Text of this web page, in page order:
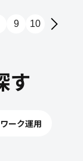
9 10
す
ーク運用